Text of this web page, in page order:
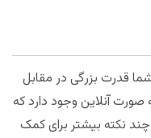
قدرت بزرگی در مقابل
صورت آنلاین وجود دارد که
نکته بیشتر برای کمک